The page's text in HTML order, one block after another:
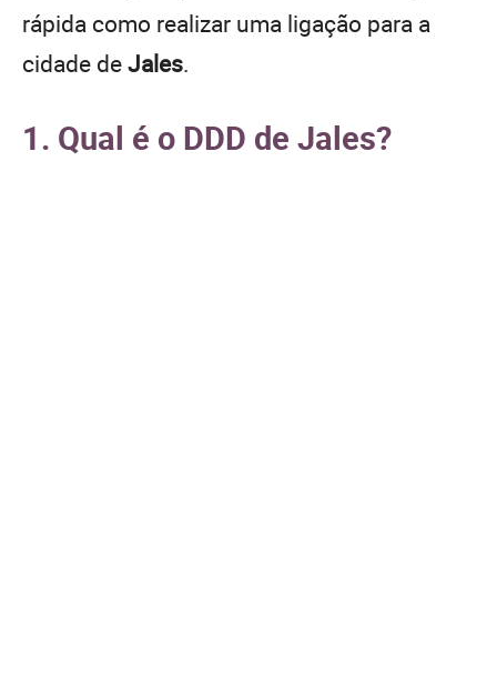
rápida como realizar uma ligação para a
cidade deJales.
1. Qual é o DDD de Jales?